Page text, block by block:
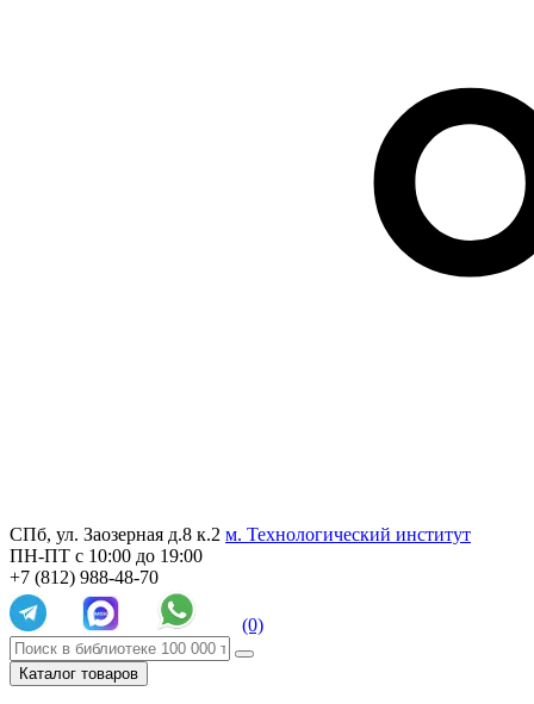
СПб, ул. Заозерная д.8 к.2 м. Технологический институт
ПН-ПТ с 10:00 до 19:00
+7 (812) 988-48-70
(0)
Каталог товаров